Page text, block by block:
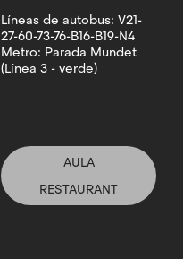
Líneas de autobus: V21-
27-60-73-76-B16-B19-N4
Metro: Parada Mundet
(Línea 3 - verde)
AULA
RESTAURANT